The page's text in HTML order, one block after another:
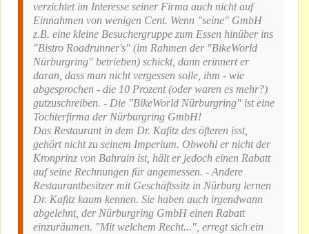
verzichtet im Interesse seiner Firma auch nicht auf
Einnahmen von wenigen Cent. Wenn "seine" GmbH
z.B. eine kleine Besuchergruppe zum Essen hinüber ins
"Bistro Roadrunner's" (im Rahmen der "BikeWorld
Nürburgring" betrieben) schickt, dann erinnert er
daran, dass man nicht vergessen solle, ihm - wie
abgesprochen - die 10 Prozent (oder waren es mehr?)
gutzuschreiben. - Die "BikeWorld Nürburgring" ist eine
Tochterfirma der Nürburgring GmbH!
Das Restaurant in dem Dr. Kafitz des öfteren isst,
gehört nicht zu seinem Imperium. Obwohl er nicht der
Kronprinz von Bahrain ist, hält er jedoch einen Rabatt
auf seine Rechnungen für angemessen. - Andere
Restaurantbesitzer mit Geschäftssitz in Nürburg lernen
Dr. Kafitz kaum kennen. Sie haben auch irgendwann
abgelehnt, der Nürburgring GmbH einen Rabatt
einzuräumen. "Mit welchem Recht...", erregt sich ein